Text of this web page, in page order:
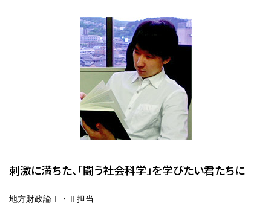
刺激に満ちた、「闘う社会科学」を学びたい君たちに
地方財政論Ⅰ・Ⅱ担当